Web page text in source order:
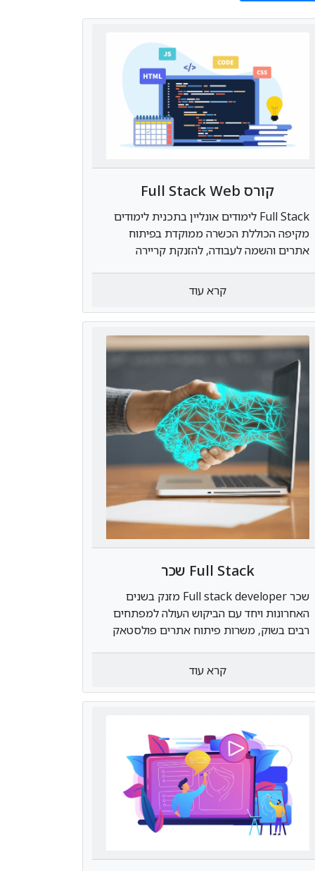
קורס Full Stack Web
Developer Online
Full Stack לימודים אונליין בתכנית לימודים
מקיפה הכוללת הכשרה ממוקדת בפיתוח
אתרים והשמה לעבודה, להזנקת קריירה
קרא עוד
Full Stack שכר
שכר Full stack developer מזנק בשנים
האחרונות ויחד עם הביקוש העולה למפתחים
רבים בשוק, משרות פיתוח אתרים פולסטאק
קרא עוד